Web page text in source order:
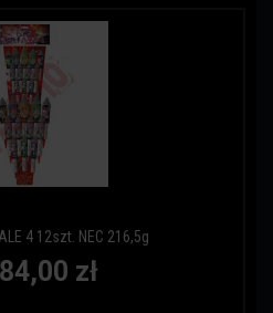
4 12szt. NEC 216,5g
84,00 zł